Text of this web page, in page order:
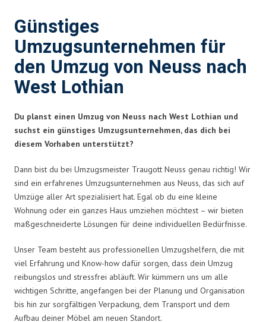
Günstiges
Umzugsunternehmen für
den Umzug von Neuss nach
West Lothian
Du planst einen Umzug von Neuss nach West Lothian und
suchst ein günstiges Umzugsunternehmen, das dich bei
diesem Vorhaben unterstützt?
Dann bist du bei Umzugsmeister Traugott Neuss genau richtig! Wir
sind ein erfahrenes Umzugsunternehmen aus Neuss, das sich auf
Umzüge aller Art spezialisiert hat. Egal ob du eine kleine
Wohnung oder ein ganzes Haus umziehen möchtest – wir bieten
maßgeschneiderte Lösungen für deine individuellen Bedürfnisse.
Unser Team besteht aus professionellen Umzugshelfern, die mit
viel Erfahrung und Know-how dafür sorgen, dass dein Umzug
reibungslos und stressfrei abläuft. Wir kümmern uns um alle
wichtigen Schritte, angefangen bei der Planung und Organisation
bis hin zur sorgfältigen Verpackung, dem Transport und dem
Aufbau deiner Möbel am neuen Standort.